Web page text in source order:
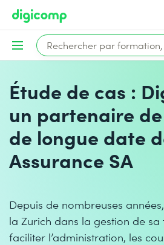
Étude de cas :
un partenaire
de longue date
Assurance SA
Depuis de nombreuses
la Zurich dans la gestion de
faciliter l’administration, les